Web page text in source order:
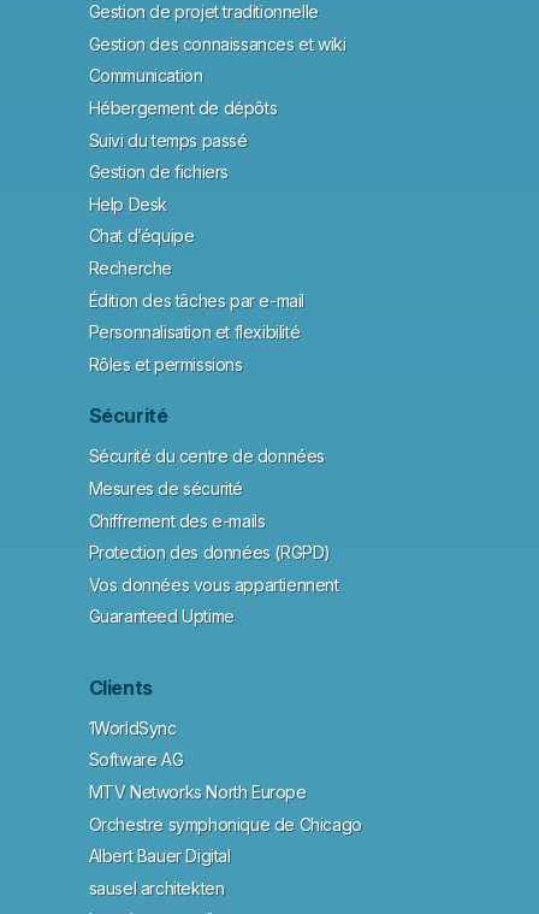
Gestion de projet traditionnelle
Gestion des connaissances et wiki
Communication
Hébergement de dépôts
Suivi du temps passé
Gestion de fichiers
Help Desk
Chat d’équipe
Recherche
Édition des tâches par e-mail
Personnalisation et flexibilité
Rôles et permissions
Sécurité
Sécurité du centre de données
Mesures de sécurité
Chiffrement des e-mails
Protection des données (RGPD)
Vos données vous appartiennent
Guaranteed Uptime
Clients
1WorldSync
Software AG
MTV Networks North Europe
Orchestre symphonique de Chicago
Albert Bauer Digital
sausel architekten